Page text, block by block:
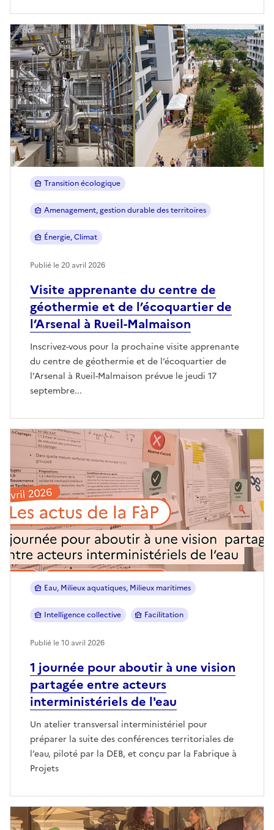
Visite apprenante du centre de
géothermie et de l’écoquartier de
l’Arsenal à Rueil-Malmaison
Inscrivez-vous pour la prochaine visite apprenante
du centre de géothermie et de l’écoquartier de
l’Arsenal à Rueil-Malmaison prévue le jeudi 17
septembre...
Transition écologique
Amenagement, gestion durable des territoires
Énergie, Climat
Publié le 20 avril 2026
1 journée pour aboutir à une vision
partagée entre acteurs
interministériels de l'eau
Un atelier transversal interministériel pour
préparer la suite des conférences territoriales de
l’eau, piloté par la DEB, et conçu par la Fabrique à
Projets
Eau, Milieux aquatiques, Milieux maritimes
Intelligence collective Facilitation
Publié le 10 avril 2026